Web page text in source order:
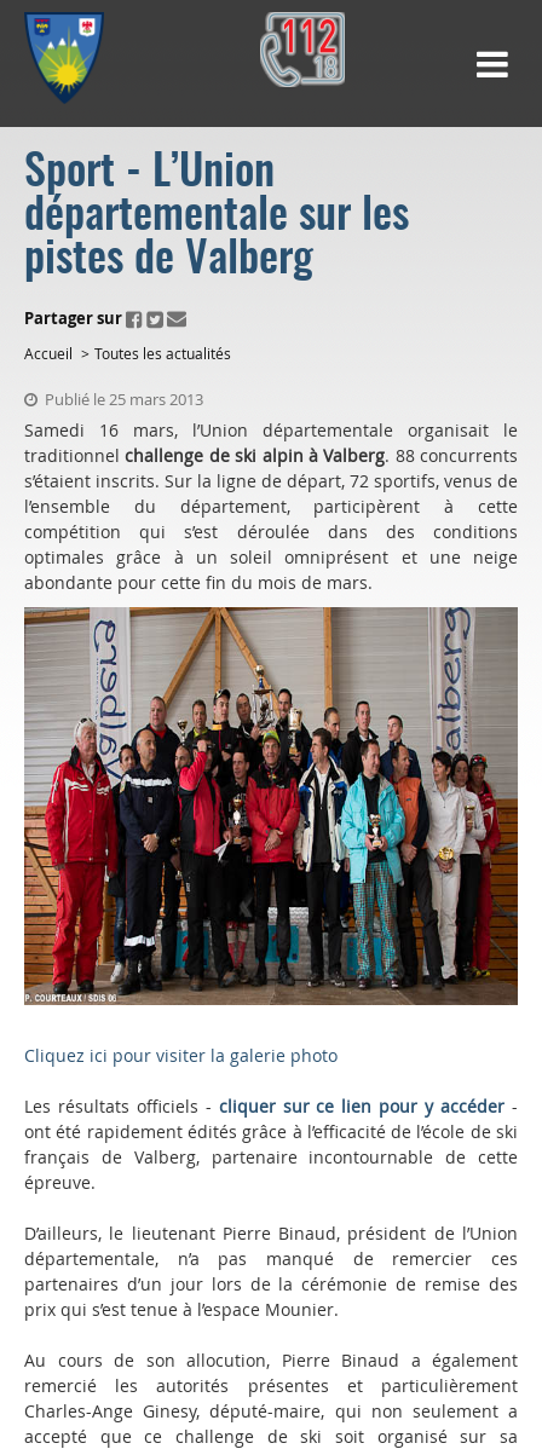
Sport - L’Union
départementale sur les
pistes de Valberg
ui.fo.accessibility.echappement.partage
Partager sur
Accueil Toutes les actualités
Publié le 25 mars 2013
Samedi 16 mars, l’Union départementale organisait le
traditionnelchallenge de ski alpin à Valberg. 88 concurrents
s’étaient inscrits. Sur la ligne de départ, 72 sportifs, venus de
l’ensemble du département, participèrent à cette
compétition qui s’est déroulée dans des conditions
optimales grâce à un soleil omniprésent et une neige
abondante pour cette fin du mois de mars.
Cliquez ici pour visiter la galerie photo
Les résultats officiels - cliquer sur ce lien pour y accéder -
ont été rapidement édités grâce à l’efficacité de l’école de ski
français de Valberg, partenaire incontournable de cette
épreuve.
D’ailleurs, le lieutenant Pierre Binaud, président de l’Union
départementale, n’a pas manqué de remercier ces
partenaires d’un jour lors de la cérémonie de remise des
prix qui s’est tenue à l’espace Mounier.
Au cours de son allocution, Pierre Binaud a également
remercié les autorités présentes et particulièrement
Charles-Ange Ginesy, député-maire, qui non seulement a
accepté que ce challenge de ski soit organisé sur sa